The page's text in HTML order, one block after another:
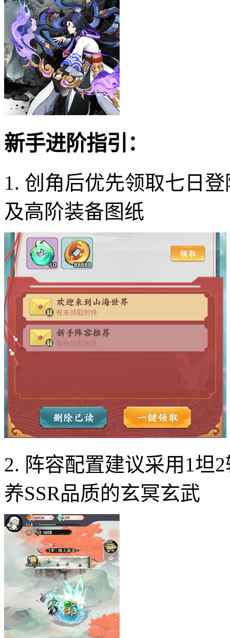
新手进阶指引：
1. 创角后优先领取七日
及高阶装备图纸
2. 阵容配置建议采用1坦
养SSR品质的玄冥玄武